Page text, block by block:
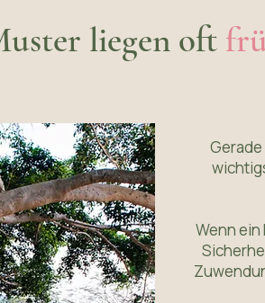
liegen oft
Wenn